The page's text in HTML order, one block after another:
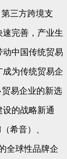
三方跨境支
完善，产业生
中国传统贸易
为传统贸易企
易企业的新选
的战略新通
希音）、
全球性品牌企